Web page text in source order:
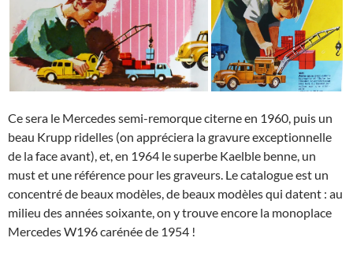
Ce sera le Mercedes semi-remorque citerne en 1960, puis un
beau Krupp ridelles (on appréciera la gravure exceptionnelle
de la face avant), et, en 1964 le superbe Kaelble benne, un
must et une référence pour les graveurs. Le catalogue est un
concentré de beaux modèles, de beaux modèles qui datent : au
milieu des années soixante, on y trouve encore la monoplace
Mercedes W196 carénée de 1954 !